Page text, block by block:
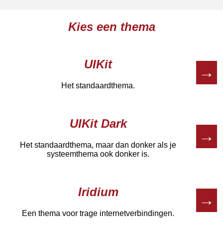
Kies een thema
UIKit
Het standaardthema.
→
UIKit Dark
Het standaardthema, maar dan donker als je
systeemthema ook donker is.
→
Iridium
Een thema voor trage internetverbindingen.
→